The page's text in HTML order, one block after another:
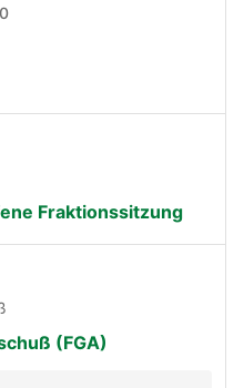
Fraktionssitzung
(FGA)